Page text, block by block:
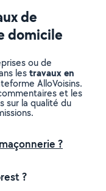
de
domicile
ou de
lestravaux en
AlloVoisins.
et les
sur la qualité du
?
?